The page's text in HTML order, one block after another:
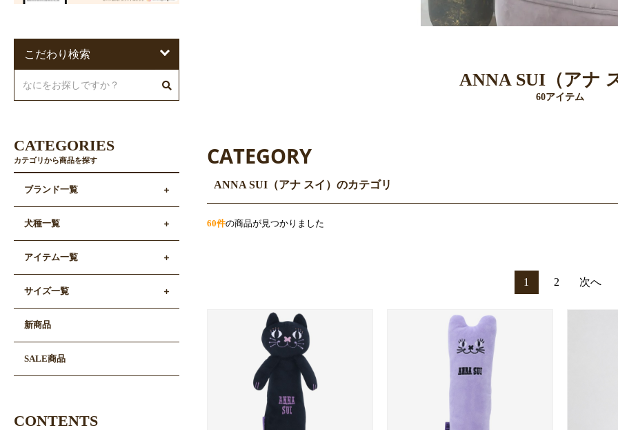
ANNA SUI（アナ
60アイテム
CATEGORY
ANNA SUI（アナ スイ）のカテゴリ
60件の商品が見つかりました
1 2 次へ
こだわり検索
CATEGORIES
カテゴリから商品を探す
ブランド一覧
犬種一覧
アイテム一覧
サイズ一覧
新商品
SALE商品
CONTENTS